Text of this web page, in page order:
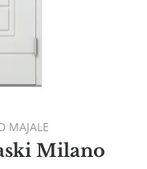
MAJALE
Milano